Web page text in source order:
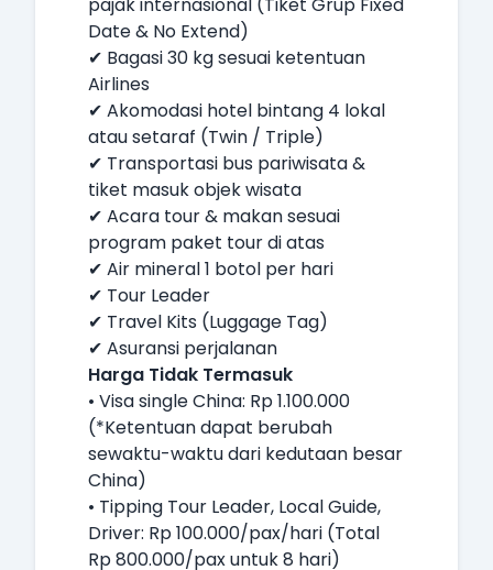
Date & No Extend)
✔ Bagasi 30 kg sesuai ketentuan
Airlines
✔ Akomodasi hotel bintang 4 lokal
atau setaraf (Twin / Triple)
✔ Transportasi bus pariwisata &
tiket masuk objek wisata
✔ Acara tour & makan sesuai
program paket tour di atas
✔ Air mineral 1 botol per hari
✔ Tour Leader
✔ Travel Kits (Luggage Tag)
✔ Asuransi perjalanan
Harga Tidak Termasuk
• Visa single China: Rp 1.100.000
(*Ketentuan dapat berubah
sewaktu-waktu dari kedutaan besar
China)
• Tipping Tour Leader, Local Guide,
Driver: Rp 100.000/pax/hari (Total
Rp 800.000/pax untuk 8 hari)